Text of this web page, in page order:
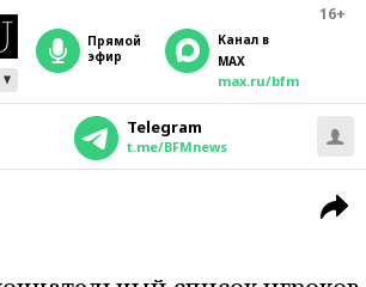
16+
прямой
эфир
Канал в
MAX
max.ru/bfm
Telegram
t.me/BFMnews